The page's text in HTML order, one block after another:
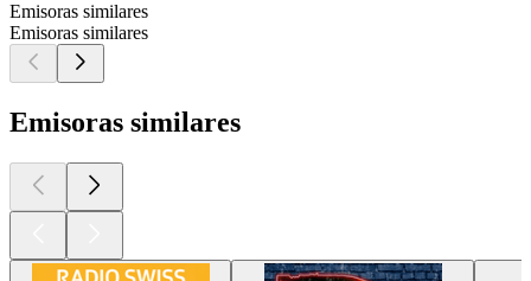
Emisoras similares
Emisoras similares
Emisoras similares